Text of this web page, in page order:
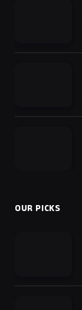
OUR PICKS